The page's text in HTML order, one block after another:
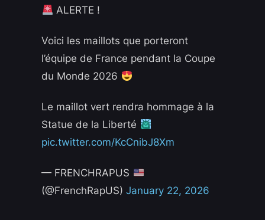
ALERTE !
Voici les maillots que porteront
l’équipe de France pendant la Coupe
du Monde 2026
Le maillot vert rendra hommage à la
Statue de la Liberté
pic.twitter.com/KcCnibJ8Xm
— FRENCHRAPUS
(@FrenchRapUS)January 22, 2026